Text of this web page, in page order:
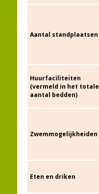
Aantal standplaatsen
Huurfaciliteiten
(vermeld in het totale
aantal bedden)
Zwemmogelijkheiden
Eten en driken